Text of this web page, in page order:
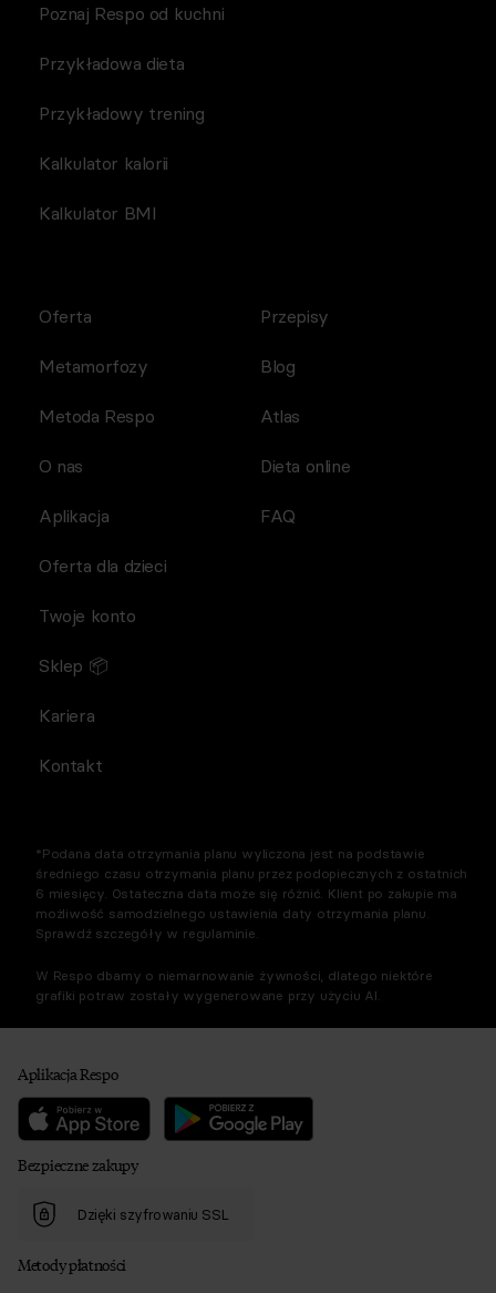
Poznaj Respo od kuchni
Przykładowa dieta
Przykładowy trening
Kalkulator kalorii
Kalkulator BMI
Oferta
Metamorfozy
Metoda Respo
O nas
Aplikacja
Przepisy
Blog
Atlas
Dieta online
FAQ
Oferta dla dzieci
Twoje konto
Sklep 📦
Kariera
Kontakt
*Podana data otrzymania planu wyliczona jest na podstawie
średniego czasu otrzymania planu przez podopiecznych z ostatnich
6 miesięcy. Ostateczna data może się różnić. Klient po zakupie ma
możliwość samodzielnego ustawienia daty otrzymania planu.
Sprawdź szczegóły w regulaminie.
W Respo dbamy o niemarnowanie żywności, dlatego niektóre
grafiki potraw zostały wygenerowane przy użyciu AI.
Aplikacja Respo
Bezpieczne zakupy
Dzięki szyfrowaniu SSL
Metody płatności